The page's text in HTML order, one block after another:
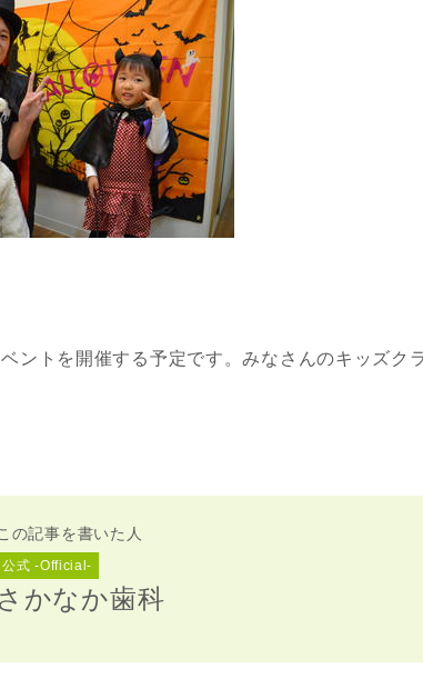
ントを開催する予定です。みなさんのキッズク
の記事を書いた人
公式 -Official-
さかなか歯科